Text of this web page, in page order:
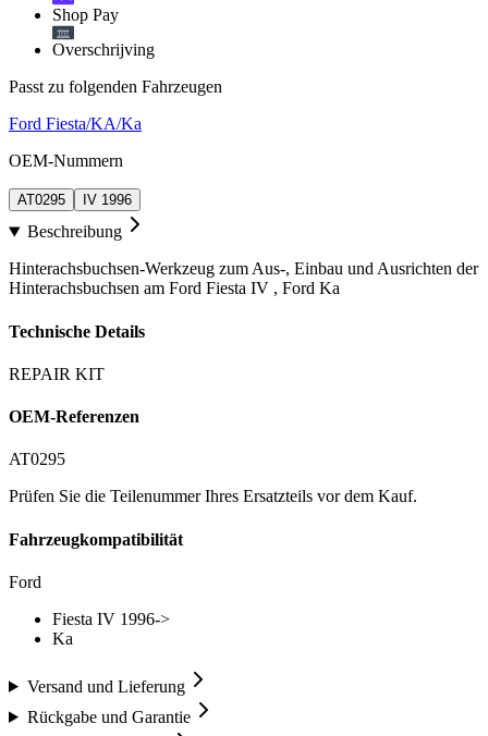
Shop Pay
Overschrijving
Passt zu folgenden Fahrzeugen
Ford Fiesta/KA/Ka
OEM-Nummern
AT0295 IV 1996
Beschreibung
Hinterachsbuchsen-Werkzeug zum Aus-, Einbau und Ausrichten der
Hinterachsbuchsen am Ford Fiesta IV , Ford Ka
Technische Details
REPAIR KIT
OEM-Referenzen
AT0295
Prüfen Sie die Teilenummer Ihres Ersatzteils vor dem Kauf.
Fahrzeugkompatibilität
Ford
Fiesta IV 1996->
Ka
Versand und Lieferung
Rückgabe und Garantie